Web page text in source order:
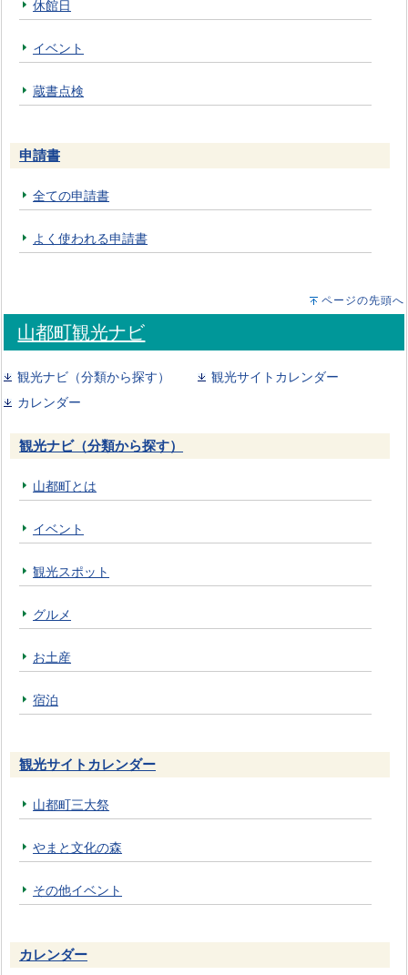
休館日
イベント
蔵書点検
申請書
全ての申請書
よく使われる申請書
ページの先頭へ
山都町観光ナビ
観光ナビ（分類から探す）
観光サイトカレンダー
カレンダー
観光ナビ（分類から探す）
山都町とは
イベント
観光スポット
グルメ
お土産
宿泊
観光サイトカレンダー
山都町三大祭
やまと文化の森
その他イベント
カレンダー